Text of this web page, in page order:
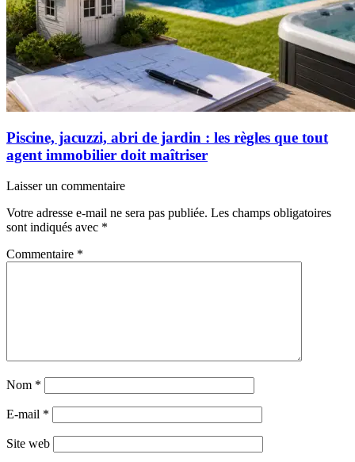
Piscine, jacuzzi, abri de jardin : les règles que tout
agent immobilier doit maîtriser
Laisser un commentaire
Votre adresse e-mail ne sera pas publiée. Les champs obligatoires
sont indiqués avec *
Commentaire *
Nom *
E-mail *
Site web